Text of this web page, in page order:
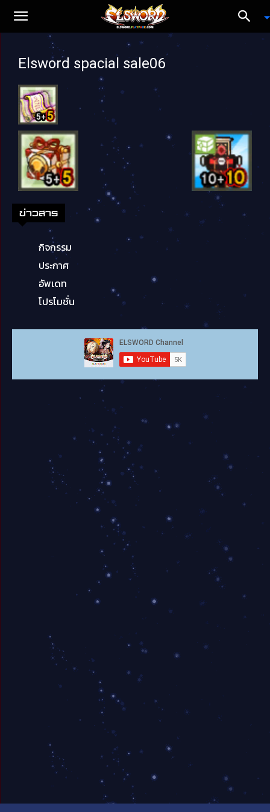
Elsword spacial sale06
ข่าวสาร
กิจกรรม
ประกาศ
อัพเดท
โปรโมชั่น